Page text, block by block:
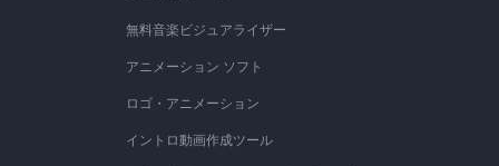
無料音楽ビジュアライザー
アニメーション ソフト
ロゴ・アニメーション
イントロ動画作成ツール